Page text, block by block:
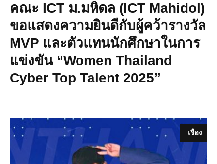
คณะ ICT ม.มหิดล (ICT Mahidol)
ขอแสดงความยินดีกับผู้คว้ารางวัล
MVP และตัวแทนนักศึกษาในการ
แข่งขัน “Women Thailand
Cyber Top Talent 2025”
เรื่อง